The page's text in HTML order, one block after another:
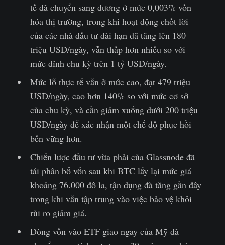
tế đã chuyển sang dương ở mức 0,003% vốn
hóa thị trường, trong khi hoạt động chốt lời
của các nhà đầu tư dài hạn đã tăng lên 180
triệu USD/ngày, vẫn thấp hơn nhiều so với
mức đỉnh chu kỳ trên 1 tỷ USD/ngày.
Mức lỗ thực tế vẫn ở mức cao, đạt 479 triệu
USD/ngày, cao hơn 140% so với mức cơ sở
của chu kỳ, và cần giảm xuống dưới 200 triệu
USD/ngày để xác nhận một chế độ phục hồi
bền vững hơn.
Chiến lược đầu tư vừa phải của Glassnode đã
tái phân bổ vốn sau khi BTC lấy lại mức giá
khoảng 76.000 đô la, tận dụng đà tăng gần đây
trong khi vẫn tập trung vào việc bảo vệ khỏi
rủi ro giảm giá.
Dòng vốn vào ETF giao ngay của Mỹ đã